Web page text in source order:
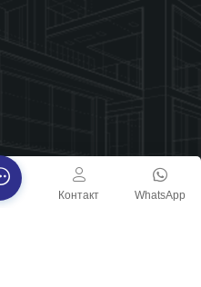
Китая, а также в число
предприятий и
центров, обладая
и национальными
TIANKANG (GROUP)
WhatsApp
Контакт